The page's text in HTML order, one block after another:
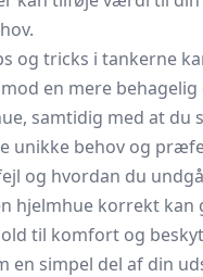
og tricks i tankerne
en mere
samtidig med at du
unikke behov og
og hvordan du
hjelmhue korrekt kan
til komfort og
en simpel del af din